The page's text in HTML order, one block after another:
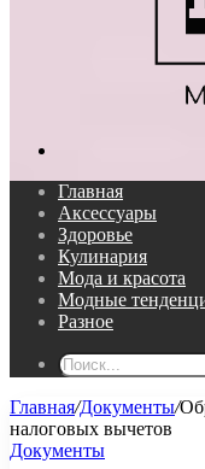
Главная
Аксессуары
Здоровье
Кулинария
Мода и красота
Модные
Разное
Главная/Документы/
налоговых вычетов
Документы